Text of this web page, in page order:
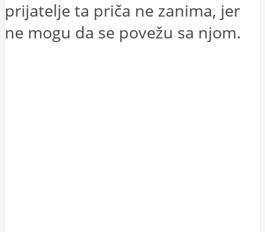
prijatelje ta priča ne zanima, jer
ne mogu da se povežu sa njom.